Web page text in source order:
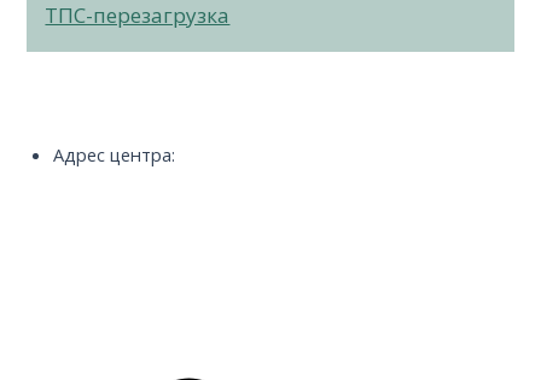
ТПС-перезагрузка
Адрес центра: